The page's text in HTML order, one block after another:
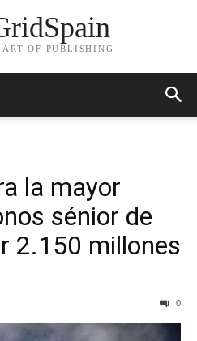
OF PUBLISHING
la mayor
sénior de
2.150 millones
0